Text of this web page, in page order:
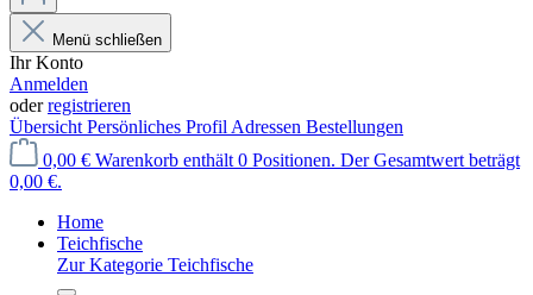
Menü schließen
Ihr Konto
Anmelden
oderregistrieren
Übersicht Persönliches Profil Adressen Bestellungen
0,00 € Warenkorb enthält 0 Positionen. Der Gesamtwert beträgt
0,00 €.
Home
Teichfische
Zur Kategorie Teichfische